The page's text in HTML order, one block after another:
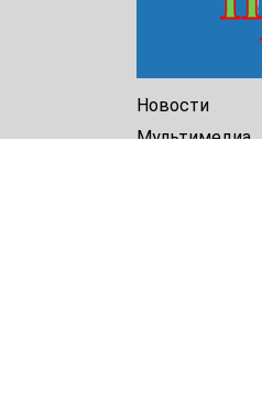
Новости
Мультимедиа